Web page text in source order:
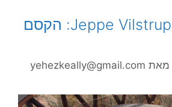
Jeppe Vilstrup Hansgaard: הקסם
מאת yehezkeally@gmail.com